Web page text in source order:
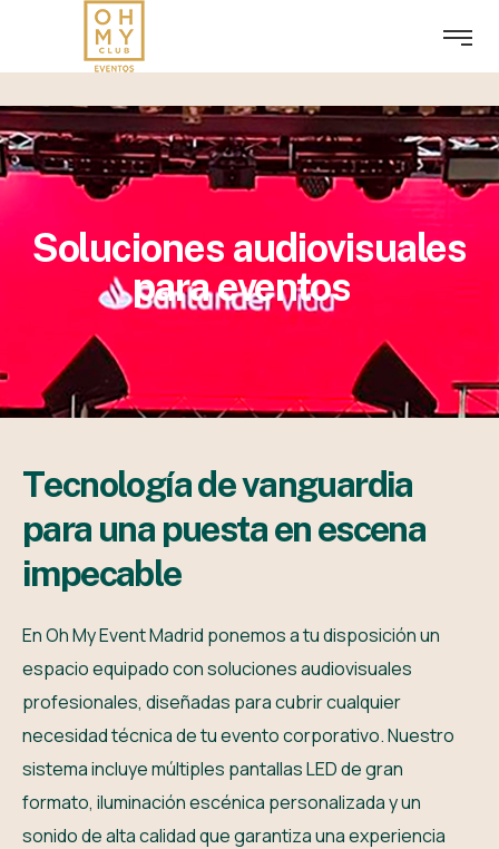
Soluciones audiovisuales
para eventos
Tecnologíadevanguardia
para una puestaenescena
impecable
En Oh My Event Madrid ponemos a tu disposición un
espacio equipado con soluciones audiovisuales
profesionales, diseñadas para cubrir cualquier
necesidad técnica de tu evento corporativo. Nuestro
sistema incluye múltiples pantallas LED de gran
formato, iluminación escénica personalizada y un
sonido de alta calidad que garantiza una experiencia